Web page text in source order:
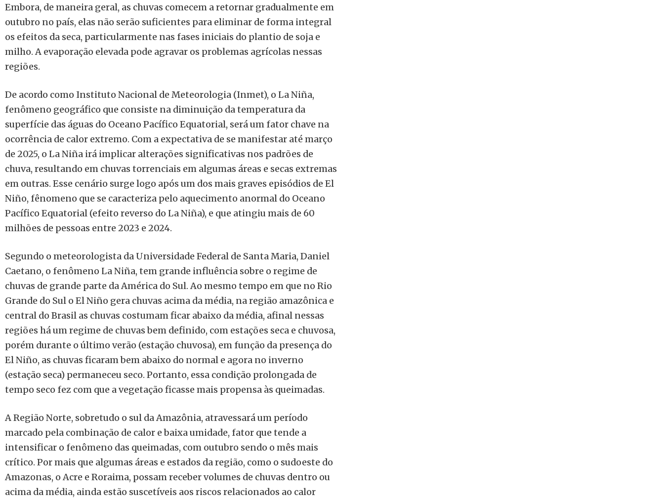
Embora, de maneira geral, as chuvas comecem a retornar gradualmente em
outubro no país, elas não serão suficientes para eliminar de forma integral
os efeitos da seca, particularmente nas fases iniciais do plantio de soja e
milho. A evaporação elevada pode agravar os problemas agrícolas nessas
regiões.
De acordo como Instituto Nacional de Meteorologia (Inmet), o La Niña,
fenômeno geográfico que consiste na diminuição da temperatura da
superfície das águas do Oceano Pacífico Equatorial, será um fator chave na
ocorrência de calor extremo. Com a expectativa de se manifestar até março
de 2025, o La Niña irá implicar alterações significativas nos padrões de
chuva, resultando em chuvas torrenciais em algumas áreas e secas extremas
em outras. Esse cenário surge logo após um dos mais graves episódios de El
Niño, fênomeno que se caracteriza pelo aquecimento anormal do Oceano
Pacífico Equatorial (efeito reverso do La Niña), e que atingiu mais de 60
milhões de pessoas entre 2023 e 2024.
Segundo o meteorologista da Universidade Federal de Santa Maria, Daniel
Caetano, o fenômeno La Niña, tem grande influência sobre o regime de
chuvas de grande parte da América do Sul. Ao mesmo tempo em que no Rio
Grande do Sul o El Niño gera chuvas acima da média, na região amazônica e
central do Brasil as chuvas costumam ficar abaixo da média, afinal nessas
regiões há um regime de chuvas bem definido, com estações seca e chuvosa,
porém durante o último verão (estação chuvosa), em função da presença do
El Niño, as chuvas ficaram bem abaixo do normal e agora no inverno
(estação seca) permaneceu seco. Portanto, essa condição prolongada de
tempo seco fez com que a vegetação ficasse mais propensa às queimadas.
A Região Norte, sobretudo o sul da Amazônia, atravessará um período
marcado pela combinação de calor e baixa umidade, fator que tende a
intensificar o fenômeno das queimadas, com outubro sendo o mês mais
crítico. Por mais que algumas áreas e estados da região, como o sudoeste do
Amazonas, o Acre e Roraima, possam receber volumes de chuvas dentro ou
acima da média, ainda estão suscetíveis aos riscos relacionados ao calor